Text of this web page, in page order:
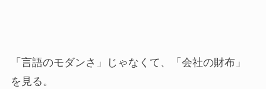
「言語のモダンさ」じゃなくて、「会社の財布」
を見る。